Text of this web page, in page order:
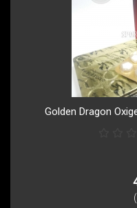
Golden Dragon
(